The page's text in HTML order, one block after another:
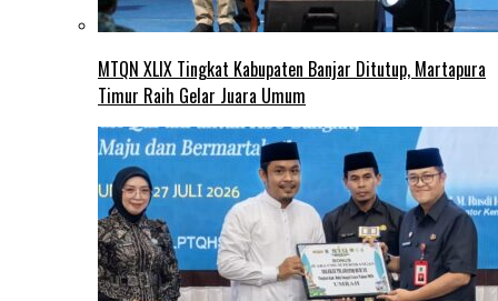
MTQN XLIX Tingkat Kabupaten Banjar Ditutup, Martapura
Timur Raih Gelar Juara Umum